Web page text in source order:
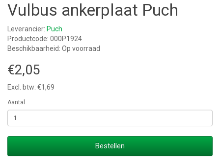
Vulbus ankerplaat Puch
Leverancier: Puch
Productcode: 000P1924
Beschikbaarheid: Op voorraad
€2,05
Excl. btw: €1,69
Aantal
Bestellen